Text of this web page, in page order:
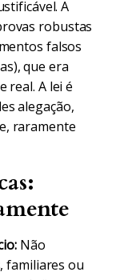
A
robustas
falsos
que era
real. A lei é
alegação,
raramente
Não
familiares ou